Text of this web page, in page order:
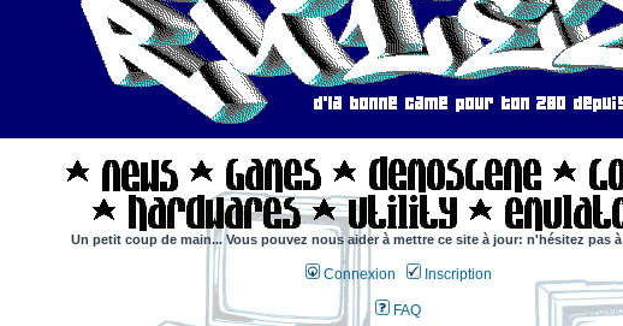
Un petit coup de main... Vous pouvez nous aider à mettre ce site à jour: n'hésitez pas à
Connexion Inscription
FAQ